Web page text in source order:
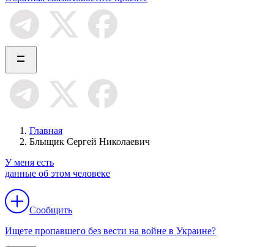
Главная
Блыщик Сергей Николаевич
У меня есть
данные об этом человеке
Сообщить
Ищете пропавшего без вести на войне в Украине?